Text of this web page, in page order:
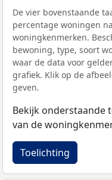
De vier bovenstaande
percentage woningen
woningkenmerken.
bewoning, type, soort
waar de data voor
grafiek. Klik op de
geven.
Bekijk onderstaande
van de
Toelichting